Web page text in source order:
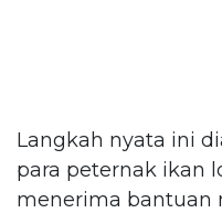
Langkah nyata ini
para peternak ikan
menerima bantuan